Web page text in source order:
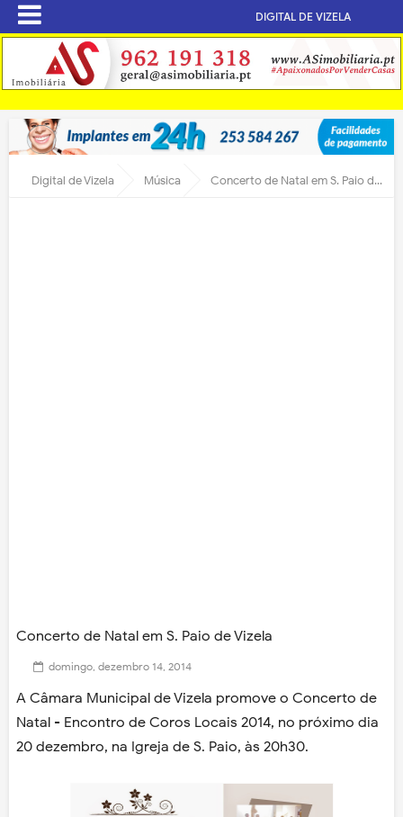
DIGITAL DE VIZELA
Digital de Vizela Música Concerto de Natal em S. Paio de Vizela
Concerto de Natal em S. Paio de Vizela
domingo, dezembro 14, 2014
A Câmara Municipal de Vizela promove o Concerto de
Natal - Encontro de Coros Locais 2014, no próximo dia
20 dezembro, na Igreja de S. Paio, às 20h30.